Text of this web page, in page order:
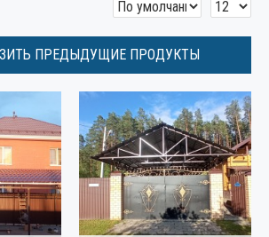
ПРЕДЫДУЩИЕ ПРОДУКТЫ